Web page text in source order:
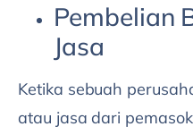
Pembelian
Jasa
Ketika sebuah
atau jasa dari